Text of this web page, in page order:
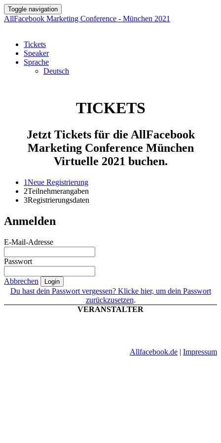
Toggle navigation
AllFacebook Marketing Conference - München 2021
Tickets
Speaker
Sprache
Deutsch
TICKETS
Jetzt Tickets für die AllFacebook
Marketing Conference München
Virtuelle 2021 buchen.
1Neue Registrierung
2Teilnehmerangaben
3Registrierungsdaten
Anmelden
E-Mail-Adresse
Passwort
Abbrechen Login
Du hast dein Passwort vergessen? Klicke hier, um dein Passwort
zurückzusetzen.
VERANSTALTER
Allfacebook.de | Impressum